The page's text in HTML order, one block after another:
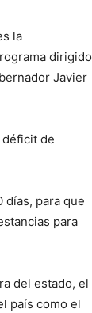
la
dirigido
Javier
déficit de
días, para que
para
del estado, el
país como el